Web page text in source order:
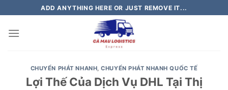
to
content
ADD ANYTHING HERE OR JUST REMOVE IT...
CHUYỂN PHÁT NHANH,CHUYỂN PHÁT NHANH QUỐC TẾ
Lợi Thế Của Dịch Vụ DHL Tại Thị